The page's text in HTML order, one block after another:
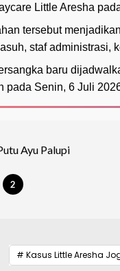
Little Aresha
tersebut
staf administrasi,
baru
pada Senin, 6 Juli
Ayu Palupi
2
# Kasus Little Aresha